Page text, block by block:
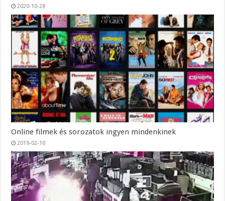
2020-10-28
Online filmek és sorozatok ingyen mindenkinek
2019-02-10